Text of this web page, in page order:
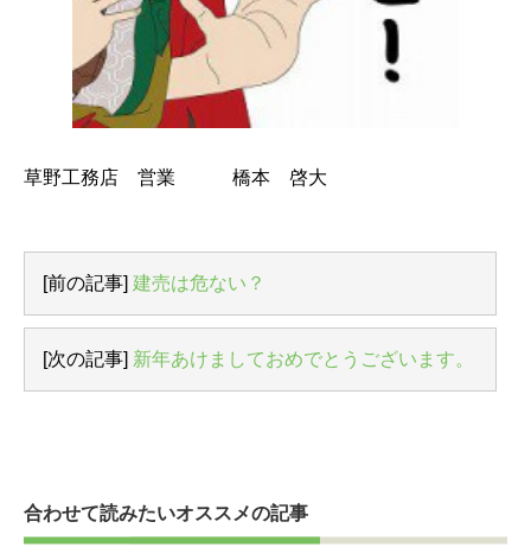
草野工務店 営業 橋本 啓大
[前の記事] 建売は危ない？
[次の記事] 新年あけましておめでとうございます。
合わせて読みたいオススメの記事